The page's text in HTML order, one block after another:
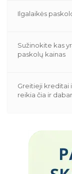
Ilgalaikės
Sužinokite kas
paskolų kainas
Greitieji kreditai
reikia čia ir dabar